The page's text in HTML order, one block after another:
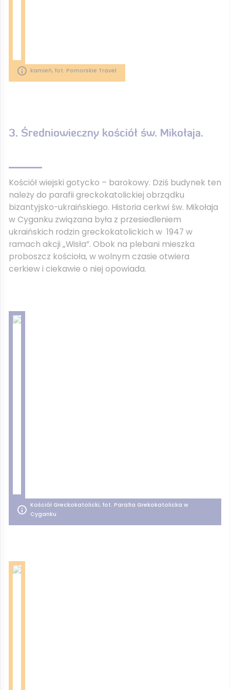
kamień, fot. Pomorskie Travel
3. Średniowieczny kościół św. Mikołaja.
Kościół wiejski gotycko – barokowy. Dziś budynek ten
należy do parafii greckokatolickiej obrządku
bizantyjsko-ukraińskiego. Historia cerkwi św. Mikołaja
w Cyganku związana była z przesiedleniem
ukraińskich rodzin greckokatolickich w 1947 w
ramach akcji „Wisła”. Obok na plebani mieszka
proboszcz kościoła, w wolnym czasie otwiera
cerkiew i ciekawie o niej opowiada.
Kościół Greckokatolicki, fot. Parafia Grekokatolicka w
Cyganku